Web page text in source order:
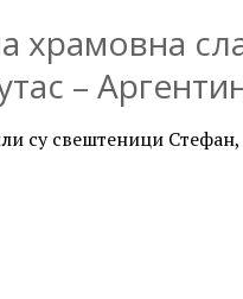
храмовна
–
су свештеници Стефан,